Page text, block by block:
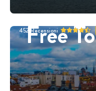
Free
452 Recensioni